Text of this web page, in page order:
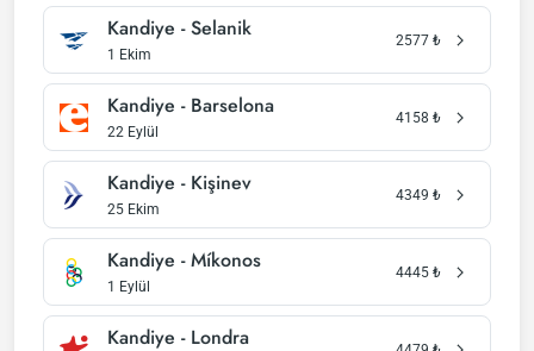
Kandiye - Selanik
1 Ekim
2577 ₺
Kandiye - Barselona
22 Eylül
4158 ₺
Kandiye - Kişinev
25 Ekim
4349 ₺
Kandiye - Míkonos
1 Eylül
4445 ₺
Kandiye - Londra